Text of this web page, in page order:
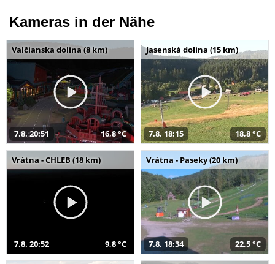
Kameras in der Nähe
Valčianska dolina (8 km)
7.8. 20:51 16,8 °C
Jasenská dolina (15 km)
7.8. 18:15 18,8 °C
Vrátna - CHLEB (18 km)
7.8. 20:52 9,8 °C
Vrátna - Paseky (20 km)
7.8. 18:34 22,5 °C